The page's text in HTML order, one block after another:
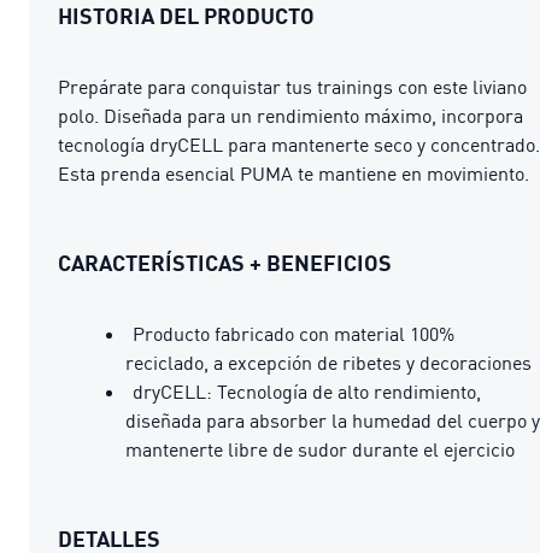
HISTORIA DEL PRODUCTO
Prepárate para conquistar tus trainings con este liviano
polo. Diseñada para un rendimiento máximo, incorpora
tecnología dryCELL para mantenerte seco y concentrado.
Esta prenda esencial PUMA te mantiene en movimiento.
CARACTERÍSTICAS + BENEFICIOS
Producto fabricado con material 100%
reciclado, a excepción de ribetes y decoraciones
dryCELL: Tecnología de alto rendimiento,
diseñada para absorber la humedad del cuerpo y
mantenerte libre de sudor durante el ejercicio
DETALLES